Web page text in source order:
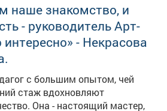
наше знакомство, и
- руководитель Арт-
- Некрасова
с большим опытом, чей
стаж вдохновляют
Она - настоящий мастер,